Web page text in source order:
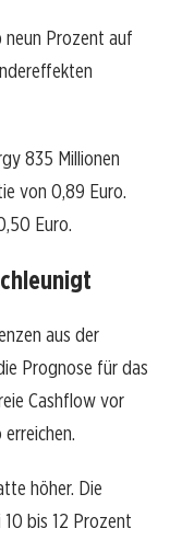
neun Prozent auf
835 Millionen
von 0,89 Euro.
Euro.
aus der
Prognose für das
Cashflow vor
höher. Die
bis 12 Prozent